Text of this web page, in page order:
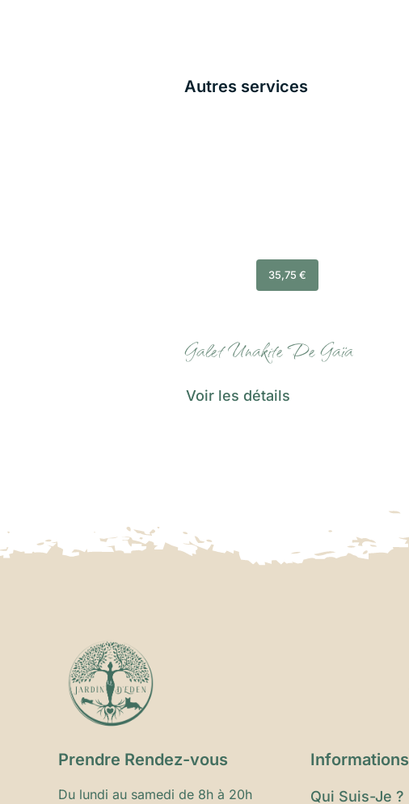
Autres services
35,75€
Galet Unakite De Gaïa
Voir les détails
Prendre Rendez-vous
Du lundi au samedi de 8h à 20h
Informations
Qui Suis-Je ?